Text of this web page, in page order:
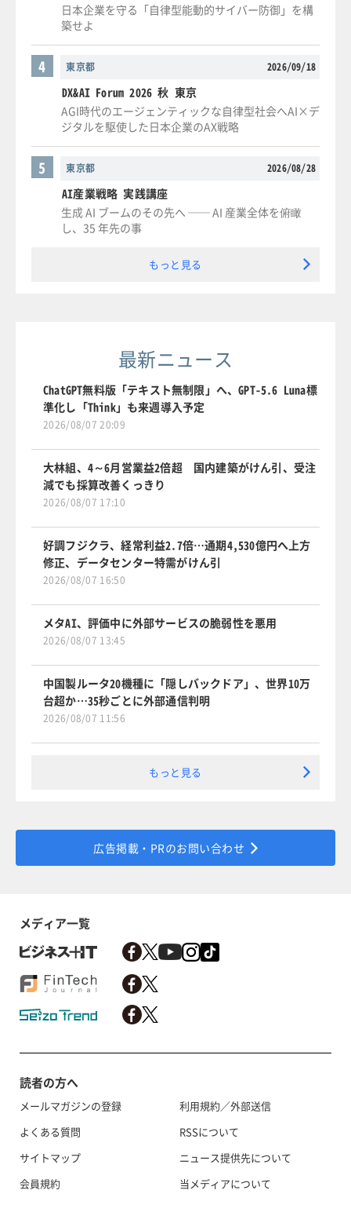
日本企業を守る「自律型能動的サイバー防御」を構
築せよ
東京都 2026/09/18
4
DX&AI Forum 2026 秋 東京
AGI時代のエージェンティックな自律型社会へAI×デ
ジタルを駆使した日本企業のAX戦略
東京都 2026/08/28
5
AI産業戦略 実践講座
生成 AI ブームのその先へ ── AI 産業全体を俯瞰
し、35 年先の事
もっと見る
最新ニュース
ChatGPT無料版「テキスト無制限」へ、GPT-5.6 Luna標
準化し「Think」も来週導入予定
2026/08/07 20:09
大林組、4～6月営業益2倍超 国内建築がけん引、受注
減でも採算改善くっきり
2026/08/07 17:10
好調フジクラ、経常利益2.7倍…通期4,530億円へ上方
修正、データセンター特需がけん引
2026/08/07 16:50
メタAI、評価中に外部サービスの脆弱性を悪用
2026/08/07 13:45
中国製ルータ20機種に「隠しバックドア」、世界10万
台超か…35秒ごとに外部通信判明
2026/08/07 11:56
もっと見る
広告掲載・PRのお問い合わせ
メディア一覧
読者の方へ
メールマガジンの登録
よくある質問
サイトマップ
会員規約
利用規約／外部送信
RSSについて
ニュース提供先について
当メディアについて